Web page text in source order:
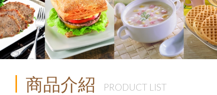
商品介紹 PRODUCT LIST